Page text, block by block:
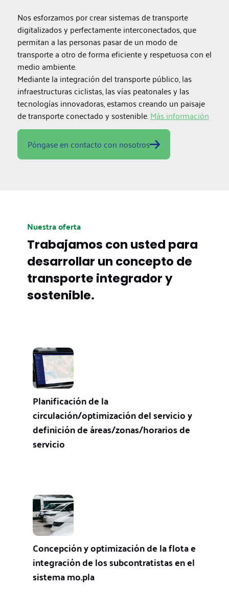
Nos esforzamos por crear sistemas de transporte
digitalizados y perfectamente interconectados, que
permitan a las personas pasar de un modo de
transporte a otro de forma eficiente y respetuosa con el
medio ambiente.
Mediante la integración del transporte público, las
infraestructuras ciclistas, las vías peatonales y las
tecnologías innovadoras, estamos creando un paisaje
de transporte conectado y sostenible.Más información
Póngase en contacto con nosotros
Nuestra oferta
Trabajamos con usted para
desarrollar un concepto de
transporte integrador y
sostenible.
Planificación de la
circulación/optimización del servicio y
definición de áreas/zonas/horarios de
servicio
Concepción y optimización de la flota e
integración de los subcontratistas en el
sistema mo.pla